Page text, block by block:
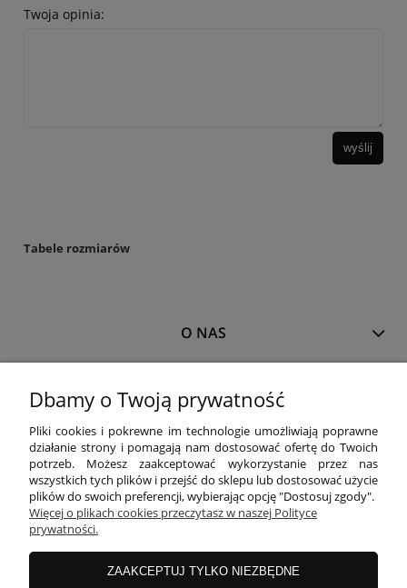
Twoja opinia:
wyślij
Tabele rozmiarów
O NAS
MOJE KONTO
PŁATNOŚCI I DOSTAWA
INFORMACJE
KOLEKCJE
Dbamy o Twoją prywatność
Pliki cookies i pokrewne im technologie umożliwiają poprawne
działanie strony i pomagają nam dostosować ofertę do Twoich
potrzeb. Możesz zaakceptować wykorzystanie przez nas
wszystkich tych plików i przejść do sklepu lub dostosować użycie
plików do swoich preferencji, wybierając opcję "Dostosuj zgody".
Więcej o plikach cookies przeczytasz w naszej Polityce
prywatności.
ZAAKCEPTUJ TYLKO NIEZBĘDNE